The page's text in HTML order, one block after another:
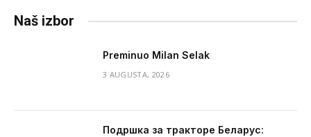
Naš izbor
Preminuo Milan Selak
3 AUGUSTA, 2026
Подршка за тракторе Беларус: